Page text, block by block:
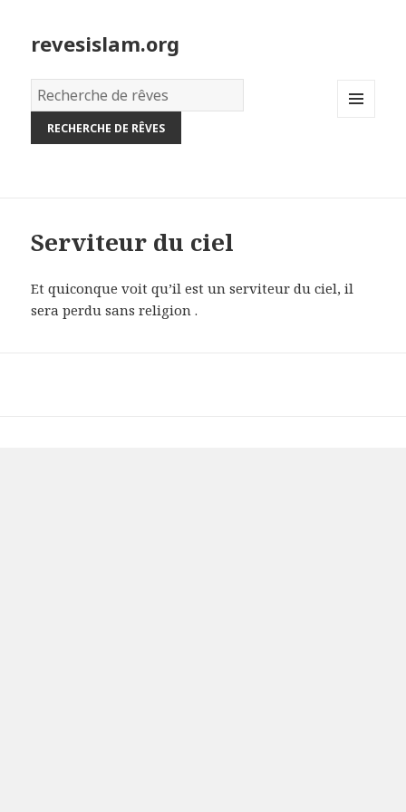
revesislam.org
Dictionnaire
des
rêves:
Serviteur du ciel
Et quiconque voit qu’il est un serviteur du ciel, il
sera perdu sans religion .